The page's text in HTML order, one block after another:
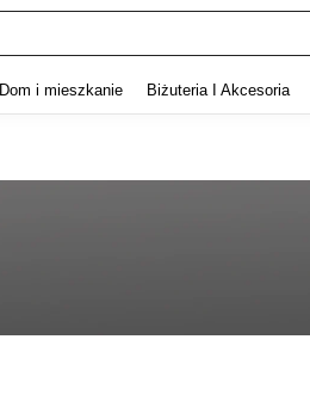
Dom i mieszkanie Biżuteria I Akcesoria